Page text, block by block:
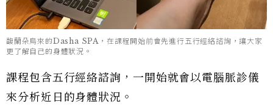
馥蘭朵烏來的Dasha SPA，在課程開始前會先進行五行經絡諮詢，讓大家
更了解自己的身體狀況。
課程包含五行經絡諮詢，一開始就會以電腦脈診儀
來分析近日的身體狀況。